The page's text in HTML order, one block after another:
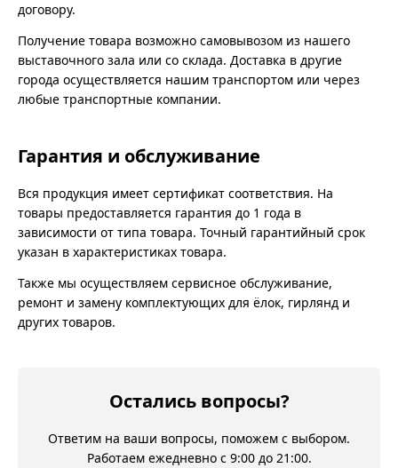
договору.
Получение товара возможно самовывозом из нашего
выставочного зала или со склада. Доставка в другие
города осуществляется нашим транспортом или через
любые транспортные компании.
Гарантия и обслуживание
Вся продукция имеет сертификат соответствия. На
товары предоставляется гарантия до 1 года в
зависимости от типа товара. Точный гарантийный срок
указан в характеристиках товара.
Также мы осуществляем сервисное обслуживание,
ремонт и замену комплектующих для ёлок, гирлянд и
других товаров.
Остались вопросы?
Ответим на ваши вопросы, поможем с выбором.
Работаем ежедневно с 9:00 до 21:00.